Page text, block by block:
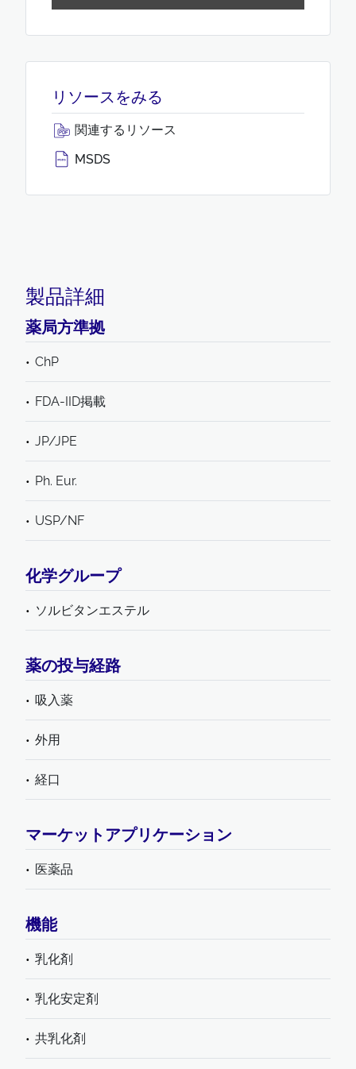
リソースをみる
関連するリソース
MSDS
製品詳細
薬局方準拠
ChP
FDA-IID掲載
JP/JPE
Ph. Eur.
USP/NF
化学グループ
ソルビタンエステル
薬の投与経路
吸入薬
外用
経口
マーケットアプリケーション
医薬品
機能
乳化剤
乳化安定剤
共乳化剤